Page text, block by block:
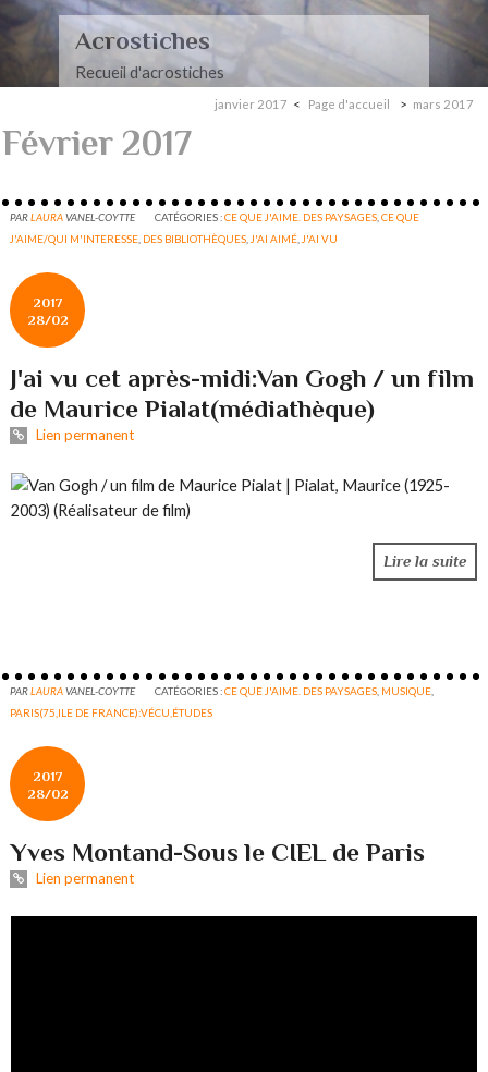
mari
Recueil de poèmes dédiés à mon mari
janvier 2017 Page d'accueil mars 2017
Février 2017
PARLAURAVANEL-COYTTE CATÉGORIES :CE QUE J'AIME. DES PAYSAGES ,CE QUE
J'AIME/QUI M'INTERESSE DES BIBLIOTHÈQUES J'AI AIMÉ J'AI VU
2017
28/02
J'ai vu cet après-midi:Van Gogh / un film
de Maurice Pialat(médiathèque)
Lien permanent
Lire la suite
PARLAURAVANEL-COYTTE CATÉGORIES :CE QUE J'AIME. DES PAYSAGES MUSIQUE
PARIS(75,ILE DE FRANCE):VÉCU,ÉTUDES
2017
28/02
Yves Montand-Sous le CIEL de Paris
Lien permanent